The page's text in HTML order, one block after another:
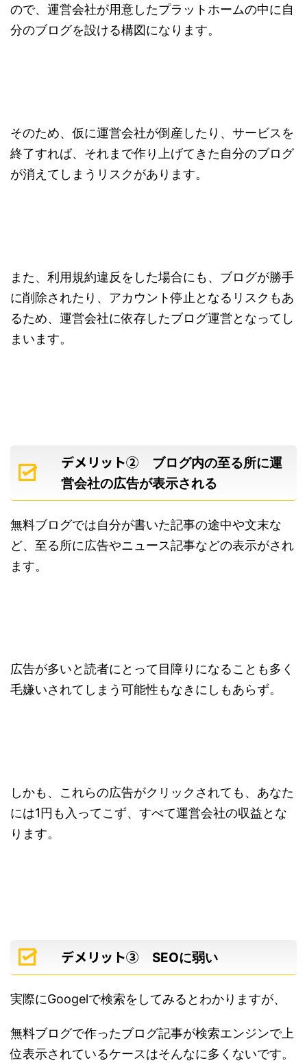
ので、運営会社が用意したプラットホームの中に自
分のブログを設ける構図になります。
そのため、仮に運営会社が倒産したり、サービスを
終了すれば、それまで作り上げてきた自分のブログ
が消えてしまうリスクがあります。
また、利用規約違反をした場合にも、ブログが勝手
に削除されたり、アカウント停止となるリスクもあ
るため、運営会社に依存したブログ運営となってし
まいます。
デメリット②
ブログ内の至る所に運
営会社の広告が表示される
無料ブログでは自分が書いた記事の途中や文末な
ど、至る所に広告やニュース記事などの表示がされ
ます。
広告が多いと読者にとって目障りになることも多く
毛嫌いされてしまう可能性もなきにしもあらず。
しかも、これらの広告がクリックされても、あなた
には1円も入ってこず、すべて運営会社の収益とな
ります。
デメリット③ SEOに弱い
実際にGoogelで検索をしてみるとわかりますが、
無料ブログで作ったブログ記事が検索エンジンで上
位表示されているケースはそんなに多くないです。